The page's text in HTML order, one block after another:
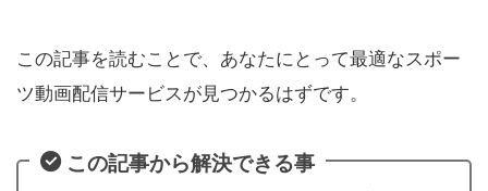
この記事を読むことで、あなたにとって最適なスポー
ツ動画配信サービスが見つかるはずです。
この記事から解決できる事